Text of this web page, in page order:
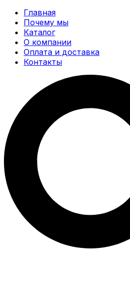
Главная
Почему мы
Каталог
О компании
Оплата и доставка
Контакты